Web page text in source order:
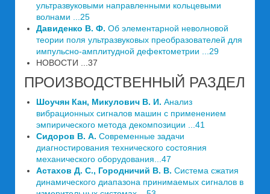
ультразвуковыми направленными кольцевыми
волнами ...25
Давиденко В. Ф. Об элементарной неволновой
теории поля ультразвуковых преобразователей для
импульсно-амплитудной дефектометрии ...29
НОВОСТИ ...37
ПРОИЗВОДСТВЕННЫЙ РАЗДЕЛ
Шоучян Кан, Микулович В. И. Анализ
вибрационных сигналов машин с применением
эмпирического метода декомпозиции ...41
Сидоров В. А. Современные задачи
диагностирования технического состояния
механического оборудования...47
Астахов Д. С., Городничий В. В. Система сжатия
динамического диапазона принимаемых сигналов в